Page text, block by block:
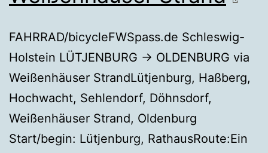
FAHRRAD/bicycleFWSpass.de Schleswig-
Holstein LÜTJENBURG → OLDENBURG via
Weißenhäuser StrandLütjenburg, Haßberg,
Hochwacht, Sehlendorf, Döhnsdorf,
Weißenhäuser Strand, Oldenburg
Start/begin: Lütjenburg, RathausRoute:Ein